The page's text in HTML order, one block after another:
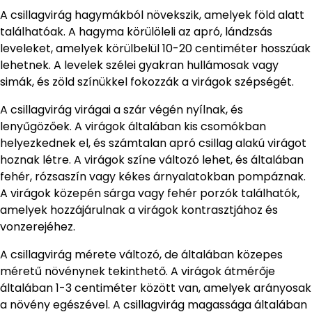
A csillagvirág hagymákból növekszik, amelyek föld alatt
találhatóak. A hagyma körülöleli az apró, lándzsás
leveleket, amelyek körülbelül 10-20 centiméter hosszúak
lehetnek. A levelek szélei gyakran hullámosak vagy
simák, és zöld színükkel fokozzák a virágok szépségét.
A csillagvirág virágai a szár végén nyílnak, és
lenyűgözőek. A virágok általában kis csomókban
helyezkednek el, és számtalan apró csillag alakú virágot
hoznak létre. A virágok színe változó lehet, és általában
fehér, rózsaszín vagy kékes árnyalatokban pompáznak.
A virágok közepén sárga vagy fehér porzók találhatók,
amelyek hozzájárulnak a virágok kontrasztjához és
vonzerejéhez.
A csillagvirág mérete változó, de általában közepes
méretű növénynek tekinthető. A virágok átmérője
általában 1-3 centiméter között van, amelyek arányosak
a növény egészével. A csillagvirág magassága általában